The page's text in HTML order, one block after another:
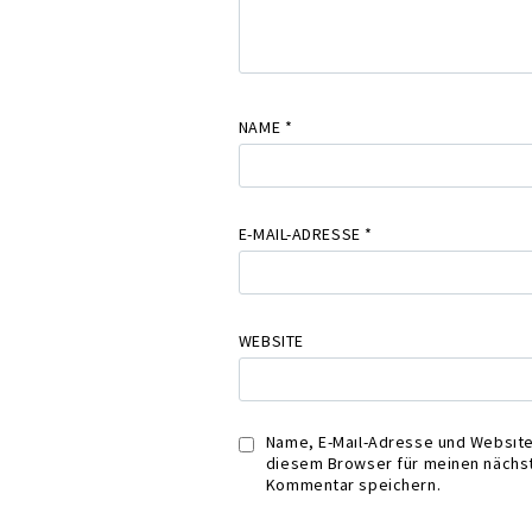
NAME *
E-MAIL-ADRESSE *
WEBSITE
Name, E-Mail-Adresse und
diesem Browser für meinen
Kommentar speichern.